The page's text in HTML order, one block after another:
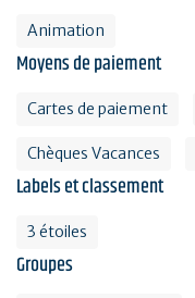
Animation
Moyens de paiement
Cartes de paiement
Chèques Vacances
Labels et classement
3 étoiles
Groupes